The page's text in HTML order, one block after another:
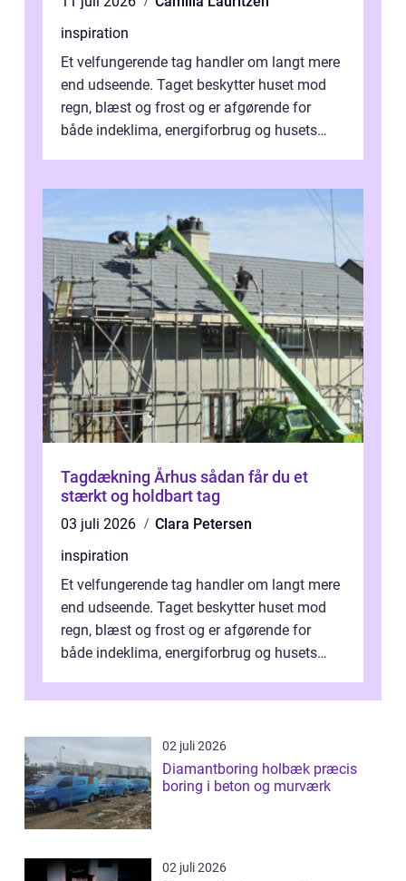
inspiration
Et velfungerende tag handler om langt mere
end udseende. Taget beskytter huset mod
regn, blæst og frost og er afgørende for
både indeklima, energiforbrug og husets
Tagdækning Århus sådan får du et
stærkt og holdbart tag
03 juli 2026
Clara Petersen
inspiration
Et velfungerende tag handler om langt mere
end udseende. Taget beskytter huset mod
regn, blæst og frost og er afgørende for
både indeklima, energiforbrug og husets
02 juli 2026
Diamantboring holbæk præcis
boring i beton og murværk
02 juli 2026